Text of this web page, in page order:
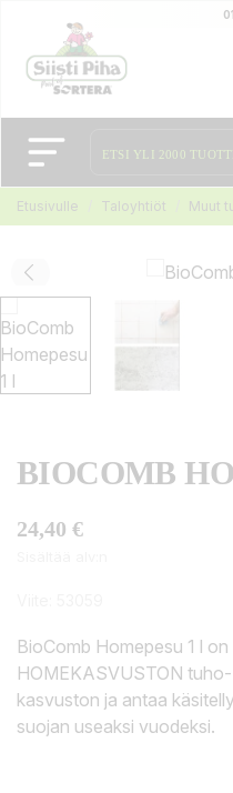
Etusivulle Taloyhtiöt Muut
BIOCOMB
24,40 €
BioComb Homepesu 1 l
HOMEKASVUSTON
kasvuston ja antaa
suojan useaksi vuodeksi.